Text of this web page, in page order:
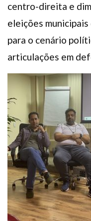
centro-direita e
eleições
para o cenário
articulações em